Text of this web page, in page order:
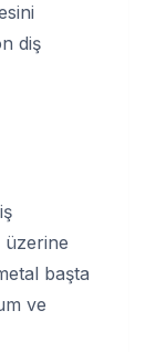
diş
üzerine
başta
ve